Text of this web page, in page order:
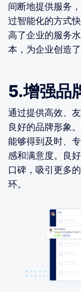
间断地提供服务
过智能化的方式
高了企业的服务
本，为企业创造
5.增强品
通过提供高效、
良好的品牌形象
能够得到及时、
感和满意度。良
口碑，吸引更多
环。